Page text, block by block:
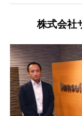
株式会社